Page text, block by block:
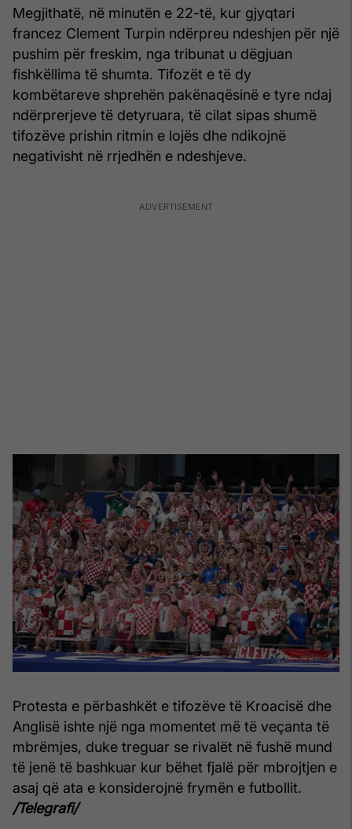
Megjithatë, në minutën e 22-të, kur gjyqtari
francez Clement Turpin ndërpreu ndeshjen për një
pushim për freskim, nga tribunat u dëgjuan
fishkëllima të shumta. Tifozët e të dy
kombëtareve shprehën pakënaqësinë e tyre ndaj
ndërprerjeve të detyruara, të cilat sipas shumë
tifozëve prishin ritmin e lojës dhe ndikojnë
negativisht në rrjedhën e ndeshjeve.
Protesta e përbashkët e tifozëve të Kroacisë dhe
Anglisë ishte një nga momentet më të veçanta të
mbrëmjes, duke treguar se rivalët në fushë mund
të jenë të bashkuar kur bëhet fjalë për mbrojtjen e
asaj që ata e konsiderojnë frymën e futbollit.
/Telegrafi/